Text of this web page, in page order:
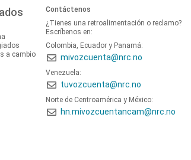
a cambio
Contáctenos
¿Tienes una retroalimentación o reclamo?
Escríbenos en:
Colombia, Ecuador y Panamá:
mivozcuenta@nrc.no
Venezuela:
tuvozcuenta@nrc.no
Norte de Centroamérica y México:
hn.mivozcuentancam@nrc.no